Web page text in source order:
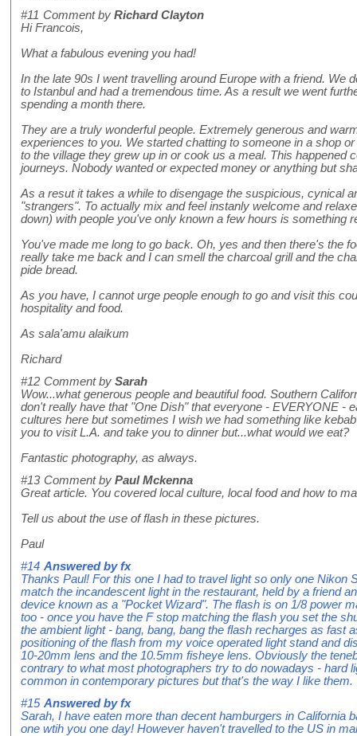
#11 Comment by Richard Clayton
Hi Francois,
What a fabulous evening you had!
In the late 90s I went travelling around Europe with a friend. We
to Istanbul and had a tremendous time. As a result we went
spending a month there.
They are a truly wonderful people. Extremely generous and
experiences to you. We started chatting to someone in a shop
to the village they grew up in or cook us a meal. This happened
journeys. Nobody wanted or expected money or anything but
As a resut it takes a while to disengage the suspicious, cynical
"strangers". To actually mix and feel instanly welcome and
down) with people you've only known a few hours is something
You've made me long to go back. Oh, yes and then there's the
really take me back and I can smell the charcoal grill and the
pide bread.
As you have, I cannot urge people enough to go and visit this
hospitality and food.
As sala'amu alaikum
Richard
#12 Comment by Sarah
Wow...what generous people and beautiful food. Southern
don't really have that "One Dish" that everyone - EVERYONE -
cultures here but sometimes I wish we had something like
you to visit L.A. and take you to dinner but...what would we eat?
Fantastic photography, as always.
#13 Comment by Paul Mckenna
Great article. You covered local culture, local food and how to
Tell us about the use of flash in these pictures.
Paul
#14 Answered byfx
Thanks Paul! For this one I had to travel light so only one Nikon
match the incandescent light in the restaurant, held by a friend
device known as a "Pocket Wizard". The flash is on 1/8 power
too - once you have the F stop matching the flash you set the
the ambient light - bang, bang, bang the flash recharges as fast
positioning of the flash from my voice operated light stand and
10-20mm lens and the 10.5mm fisheye lens. Obviously the
contrary to what most photographers try to do nowadays - hard
common in contemporary pictures but that's the way I like
#15 Answered byfx
Sarah, I have eaten more than decent hamburgers in California
one wtih you one day! However haven't travelled to the US in